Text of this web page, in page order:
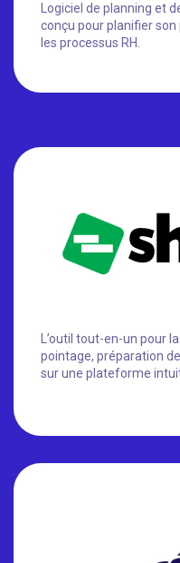
Logiciel de planning et
conçu pour planifier
les processus RH.
L’outil tout-en-un pour
pointage, préparation
sur une plateforme